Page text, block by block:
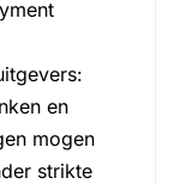
en
mogen
strikte